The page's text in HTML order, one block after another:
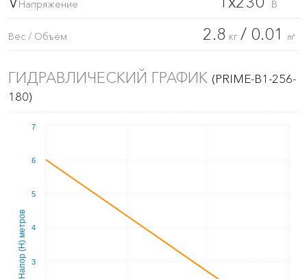
Напряжение В
Вес / Объём 2.8 кг / 0.01 ㎥
ГИДРАВЛИЧЕСКИЙ ГРАФИК (PRIME-B1-256-
180)
Напор (Н) метров 3
4
5
6
7